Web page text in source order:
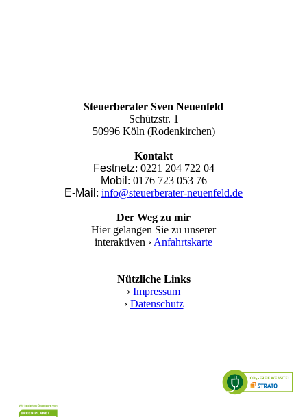
Steuerberater Sven Neuenfeld
Schützstr. 1
50996 Köln (Rodenkirchen)
Kontakt
Festnetz: 0221 204 722 04
Mobil : 0176 723 053 76
E-Mail : info@steuerberater-neuenfeld.de
Der Weg zu mir
Hier gelangen Sie zu unserer
interaktiven › Anfahrtskarte
Nützliche Links
› Impressum
› Datenschutz